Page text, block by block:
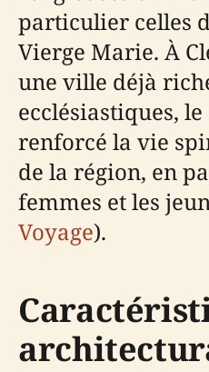
particulier celles
Vierge Marie. À
une ville déjà
ecclésiastiques,
renforcé la vie
de la région, en
femmes et les
Voyage).